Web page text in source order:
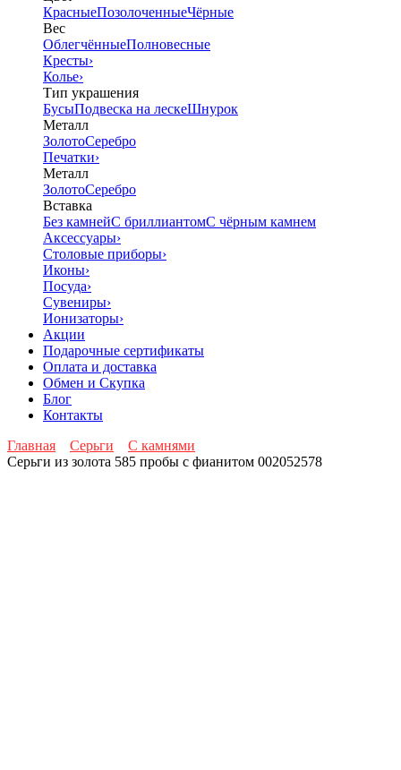
КрасныеПозолоченныеЧёрные
Вес
ОблегчённыеПолновесные
Кресты›
Колье›
Тип украшения
БусыПодвеска на лескеШнурок
Металл
ЗолотоСеребро
Печатки›
Металл
ЗолотоСеребро
Вставка
Без камнейС бриллиантомС чёрным камнем
Аксессуары›
Столовые приборы›
Иконы›
Посуда›
Сувениры›
Ионизаторы›
Акции
Подарочные сертификаты
Оплата и доставка
Обмен и Скупка
Блог
Контакты
Главная
Серьги
С камнями
Серьги из золота 585 пробы с фианитом 002052578